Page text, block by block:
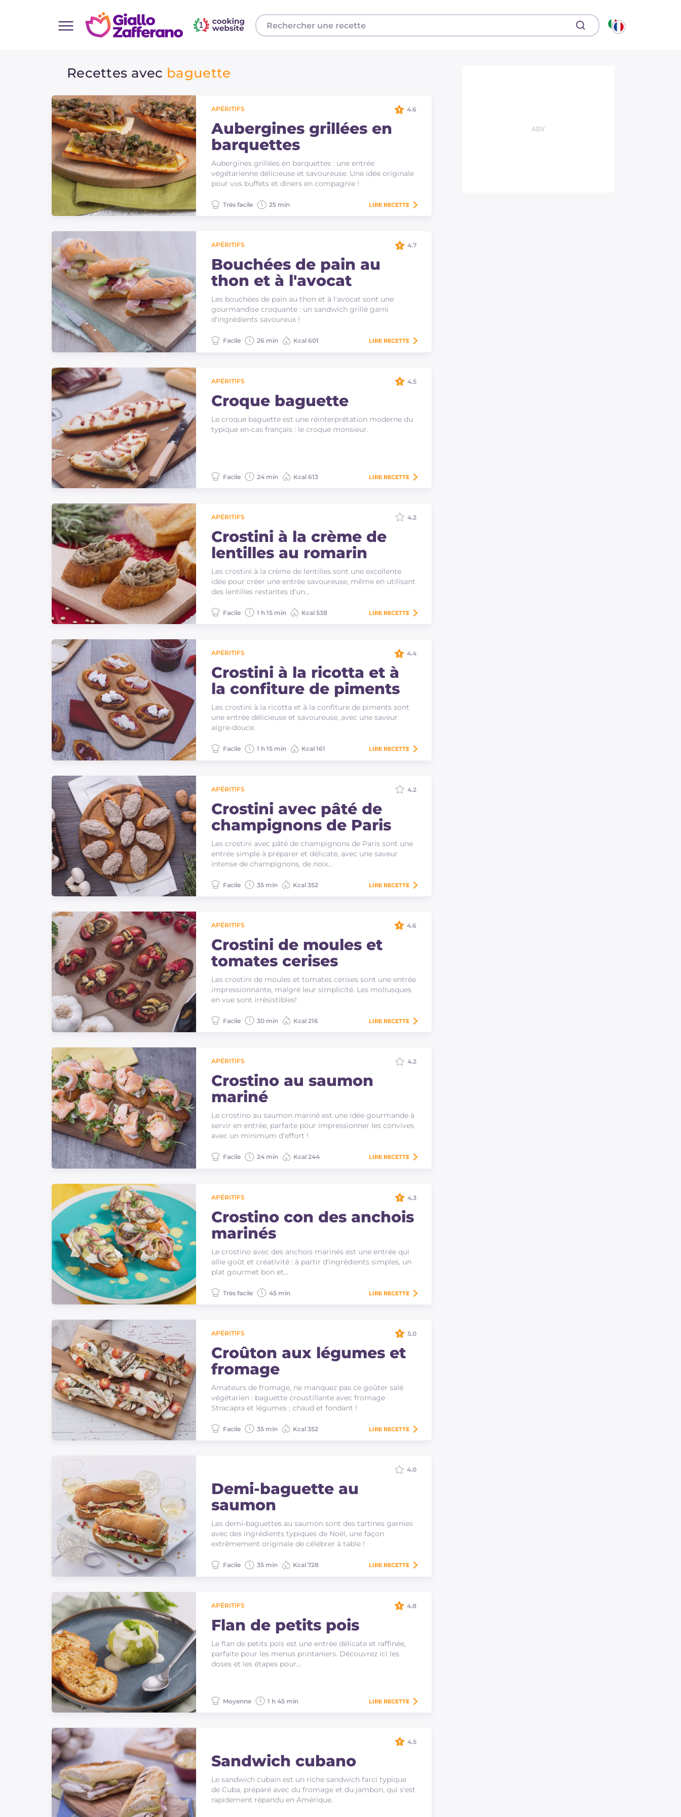
Toutes les recettes
Plats principaux
Boissons et rafraîchissements
Accompagnement
Pizzas et focaccia
Gateaux et patisserie
Dernieres recettes
IT Website
Instagram
YouTube
Recettes avec baguette
APÉRITIFS
Aubergines grillées en
barquettes
Aubergines grillées en barquettes : une entrée
végétarienne délicieuse et savoureuse. Une idée originale
pour vos buffets et dîners en compagnie !
4.6
Très facile 25 min LIRE RECETTE
APÉRITIFS
Bouchées de pain au
thon et à l'avocat
Les bouchées de pain au thon et à l'avocat sont une
gourmandise croquante : un sandwich grillé garni
d'ingrédients savoureux !
4.7
Facile 26 min Kcal 601 LIRE RECETTE
APÉRITIFS
Croque baguette
Le croque baguette est une réinterprétation moderne du
typique en-cas français : le croque monsieur.
4.5
Facile 24 min Kcal 613 LIRE RECETTE
APÉRITIFS
Crostini à la crème de
lentilles au romarin
Les crostini à la crème de lentilles sont une excellente
idée pour créer une entrée savoureuse, même en utilisant
des lentilles restantes d'un…
4.2
Facile 1 h 15 min Kcal 538 LIRE RECETTE
APÉRITIFS
Crostini à la ricotta et à
la confiture de piments
Les crostini à la ricotta et à la confiture de piments sont
une entrée délicieuse et savoureuse, avec une saveur
aigre-douce.
4.4
Facile 1 h 15 min Kcal 161 LIRE RECETTE
APÉRITIFS
Crostini avec pâté de
champignons de Paris
Les crostini avec pâté de champignons de Paris sont une
entrée simple à préparer et délicate, avec une saveur
intense de champignons, de noix…
4.2
Facile 35 min Kcal 352 LIRE RECETTE
APÉRITIFS
Crostini de moules et
tomates cerises
Les crostini de moules et tomates cerises sont une entrée
impressionnante, malgré leur simplicité. Les mollusques
en vue sont irrésistibles!
4.6
Facile 30 min Kcal 216 LIRE RECETTE
APÉRITIFS
Crostino au saumon
mariné
Le crostino au saumon mariné est une idée gourmande à
servir en entrée, parfaite pour impressionner les convives
avec un minimum d'effort !
4.2
Facile 24 min Kcal 244 LIRE RECETTE
APÉRITIFS
Crostino con des anchois
marinés
Le crostino avec des anchois marinés est une entrée qui
allie goût et créativité : à partir d'ingrédients simples, un
plat gourmet bon et…
4.3
Très facile 45 min LIRE RECETTE
APÉRITIFS
Croûton aux légumes et
fromage
Amateurs de fromage, ne manquez pas ce goûter salé
végétarien : baguette croustillante avec fromage
Stracapra et légumes ; chaud et fondant !
5.0
Facile 35 min Kcal 352 LIRE RECETTE
Demi-baguette au
saumon
Les demi-baguettes au saumon sont des tartines garnies
avec des ingrédients typiques de Noël, une façon
extrêmement originale de célébrer à table !
4.0
Facile 35 min Kcal 728 LIRE RECETTE
APÉRITIFS
Flan de petits pois
Le flan de petits pois est une entrée délicate et raffinée,
parfaite pour les menus printaniers. Découvrez ici les
doses et les étapes pour…
4.8
Moyenne 1 h 45 min LIRE RECETTE
Sandwich cubano
Le sandwich cubain est un riche sandwich farci typique
de Cuba, préparé avec du fromage et du jambon, qui s'est
rapidement répandu en Amérique.
4.5